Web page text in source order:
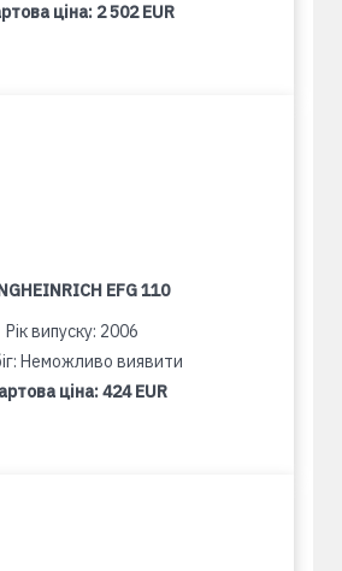
ціна: 2 502 EUR
EFG 110
Рік випуску: 2006
Неможливо виявити
ціна:424 EUR